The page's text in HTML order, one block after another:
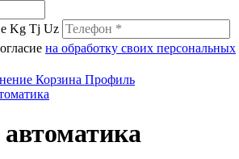
Kg Tj Uz
на обработку своих персональных
Корзина Профиль